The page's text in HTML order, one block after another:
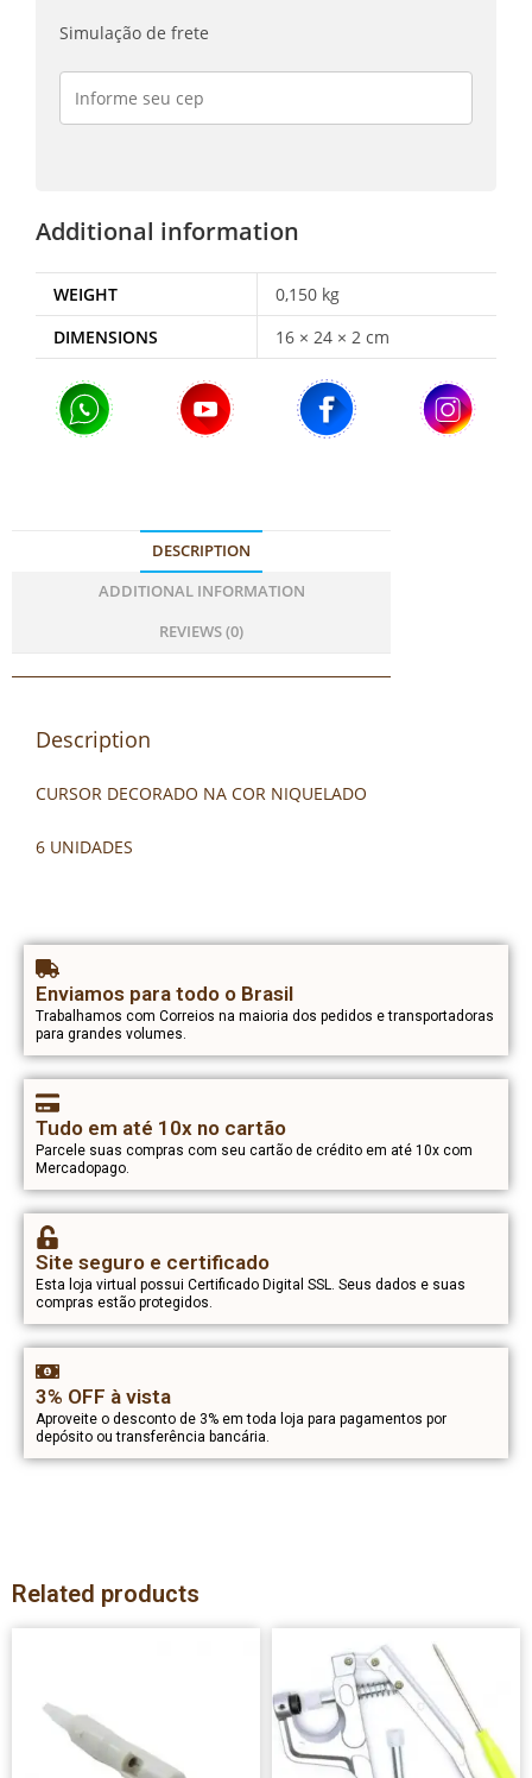
Simulação de frete
Additional information
WEIGHT
0,150 kg
DIMENSIONS
16 × 24 × 2 cm
DESCRIPTION
ADDITIONAL INFORMATION
REVIEWS (0)
Description
CURSOR DECORADO NA COR NIQUELADO
6 UNIDADES
Enviamos para todo o Brasil
Trabalhamos com Correios na maioria dos pedidos e transportadoras
para grandes volumes.
Tudo em até 10x no cartão
Parcele suas compras com seu cartão de crédito em até 10x com
Mercadopago.
Site seguro e certificado
Esta loja virtual possui Certificado Digital SSL. Seus dados e suas
compras estão protegidos.
3% OFF à vista
Aproveite o desconto de 3% em toda loja para pagamentos por
depósito ou transferência bancária.
Related products